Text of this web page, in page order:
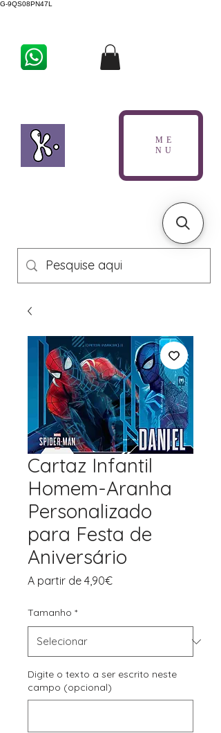
G-9QS08PN47L
ME
NU
Cartaz Infantil
Homem-Aranha
Personalizado
para Festa de
Aniversário
A partir de 4,90€Preço
Tamanho *
Digite o texto a ser escrito neste
campo (opcional)